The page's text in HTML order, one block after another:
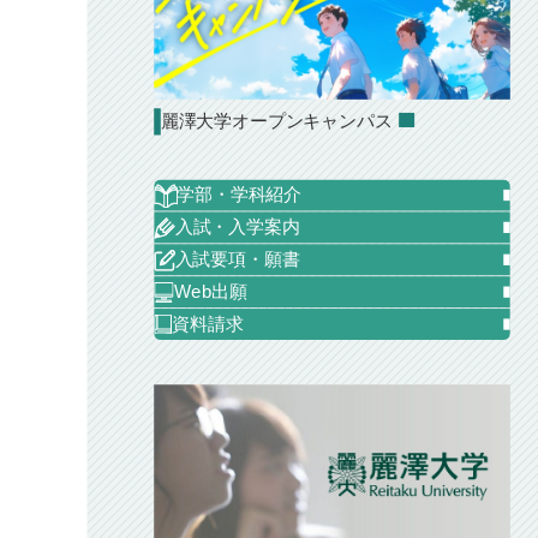
麗澤大学オープンキャンパス
学部・学科紹介
入試・入学案内
入試要項・願書
Web出願
資料請求